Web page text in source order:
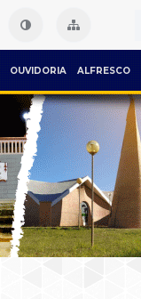
OUVIDORIA ALFRESCO